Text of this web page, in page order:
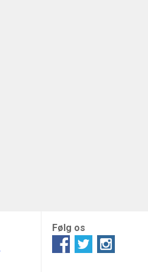
Følg os